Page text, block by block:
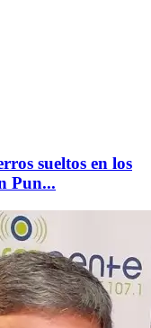
sueltos en los
Pun...